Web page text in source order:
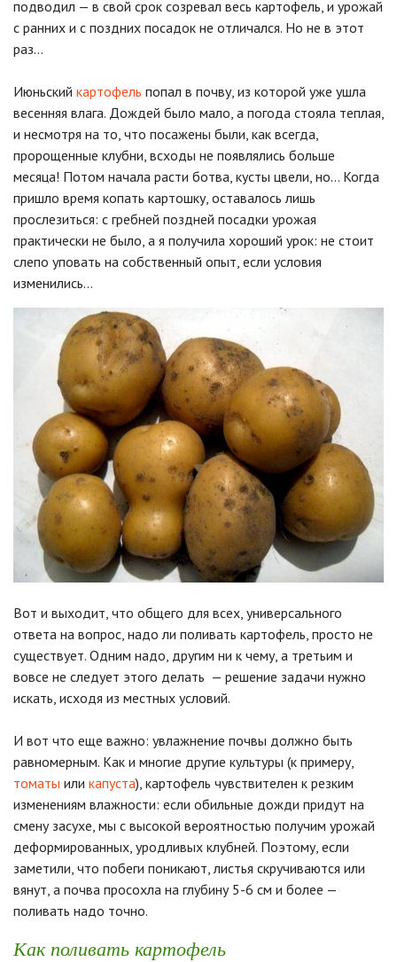
подводил — в свой срок созревал весь картофель, и урожай
с ранних и с поздних посадок не отличался. Но не в этот
раз…
Июньский картофель попал в почву, из которой уже ушла
весенняя влага. Дождей было мало, а погода стояла теплая,
и несмотря на то, что посажены были, как всегда,
пророщенные клубни, всходы не появлялись больше
месяца! Потом начала расти ботва, кусты цвели, но… Когда
пришло время копать картошку, оставалось лишь
прослезиться: с гребней поздней посадки урожая
практически не было, а я получила хороший урок: не стоит
слепо уповать на собственный опыт, если условия
изменились…
Вот и выходит, что общего для всех, универсального
ответа на вопрос, надо ли поливать картофель, просто не
существует. Одним надо, другим ни к чему, а третьим и
вовсе не следует этого делать — решение задачи нужно
искать, исходя из местных условий.
И вот что еще важно: увлажнение почвы должно быть
равномерным. Как и многие другие культуры (к примеру,
томаты или капуста), картофель чувствителен к резким
изменениям влажности: если обильные дожди придут на
смену засухе, мы с высокой вероятностью получим урожай
деформированных, уродливых клубней. Поэтому, если
заметили, что побеги поникают, листья скручиваются или
вянут, а почва просохла на глубину 5-6 см и более —
поливать надо точно.
Как поливать картофель